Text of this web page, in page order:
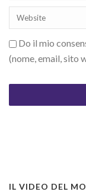
Do il mio
(nome, email, sito
IL VIDEO DEL